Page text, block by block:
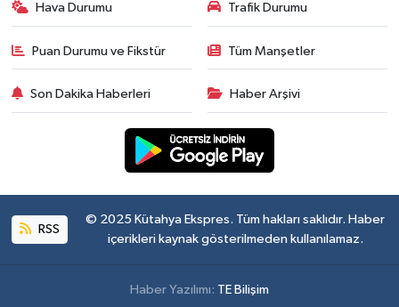
Hava Durumu Trafik Durumu
Puan Durumu ve Fikstür Tüm Manşetler
Son Dakika Haberleri Haber Arşivi
RSS
© 2025 Kütahya Ekspres. Tüm hakları saklıdır. Haber
içerikleri kaynak gösterilmeden kullanılamaz.
Haber Yazılımı: TE Bilişim